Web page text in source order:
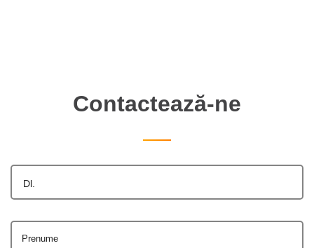
Contactează-ne
Dl.
Prenume